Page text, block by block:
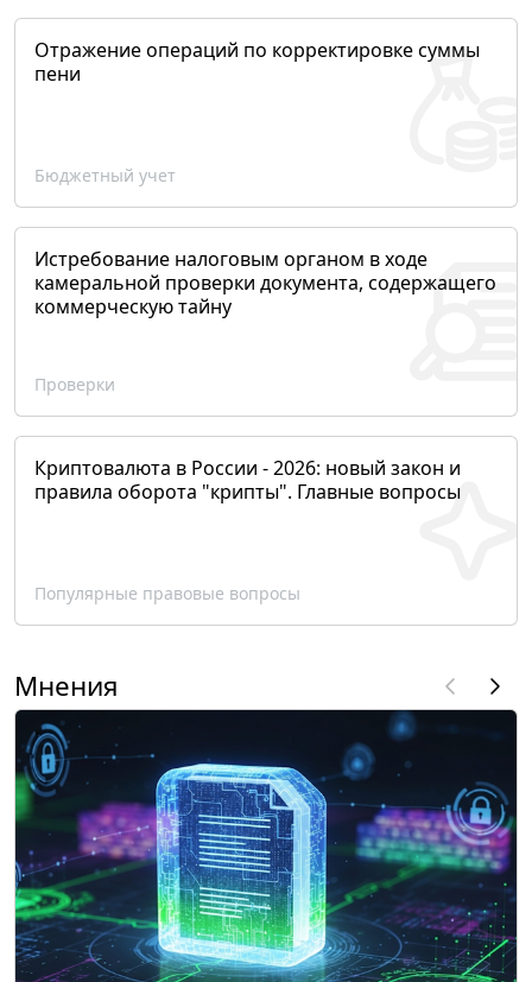
Отражение операций по корректировке суммы
пени
Бюджетный учет
Истребование налоговым органом в ходе
камеральной проверки документа, содержащего
коммерческую тайну
Проверки
Криптовалюта в России - 2026: новый закон и
правила оборота "крипты". Главные вопросы
Популярные правовые вопросы
Мнения